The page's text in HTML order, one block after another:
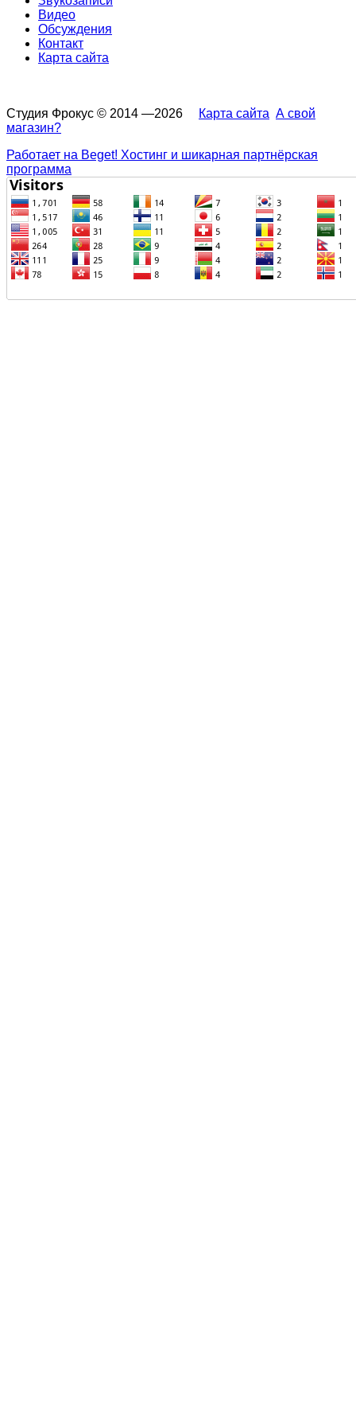
Видео
Обсуждения
Контакт
Карта сайта
Студия Фрокус © 2014 —2026 Карта сайта А свой
магазин?
Работает на Beget! Хостинг и шикарная партнёрская
программа